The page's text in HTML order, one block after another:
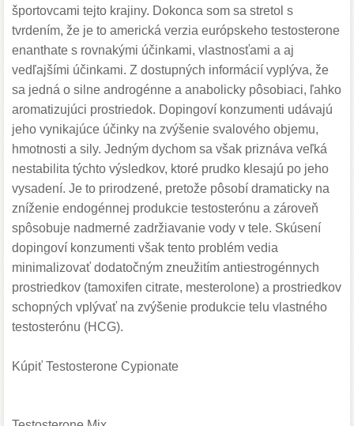
športovcami tejto krajiny. Dokonca som sa stretol s
tvrdením, že je to americká verzia európskeho testosterone
enanthate s rovnakými účinkami, vlastnosťami a aj
vedľajšími účinkami. Z dostupných informácií vyplýva, že
sa jedná o silne androgénne a anabolicky pôsobiaci, ľahko
aromatizujúci prostriedok. Dopingoví konzumenti udávajú
jeho vynikajúce účinky na zvýšenie svalového objemu,
hmotnosti a sily. Jedným dychom sa však priznáva veľká
nestabilita týchto výsledkov, ktoré prudko klesajú po jeho
vysadení. Je to prirodzené, pretože pôsobí dramaticky na
zníženie endogénnej produkcie testosterónu a zároveň
spôsobuje nadmerné zadržiavanie vody v tele. Skúsení
dopingoví konzumenti však tento problém vedia
minimalizovať dodatočným zneužitím antiestrogénnych
prostriedkov (tamoxifen citrate, mesterolone) a prostriedkov
schopných vplývať na zvýšenie produkcie telu vlastného
testosterónu (HCG).
Kúpiť Testosterone Cypionate